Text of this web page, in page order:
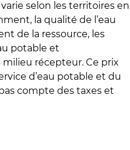
selon les territoires en
la qualité de l’eau
de la ressource, les
potable et
milieu récepteur. Ce prix
d’eau potable et du
compte des taxes et